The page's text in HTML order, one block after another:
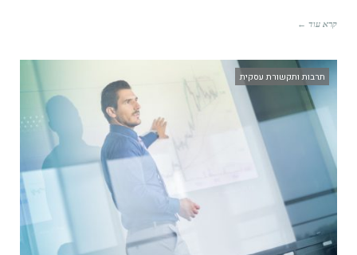
קרא עוד ←
תרבות ותקשורת עסקית